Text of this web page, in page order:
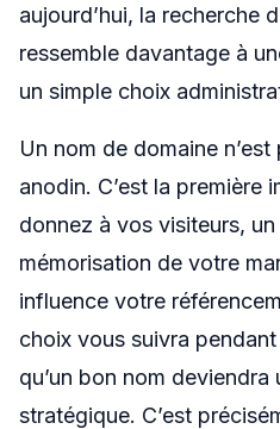
aujourd’hui, la recherche
ressemble davantage à
un simple choix
Un nom de domaine
anodin. C’est la première
donnez à vos visiteurs,
mémorisation de votre
influence votre
choix vous suivra
qu’un bon nom
stratégique. C’est